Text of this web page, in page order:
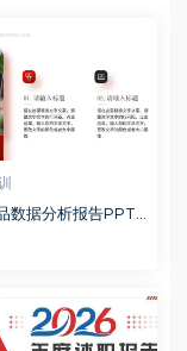
数据分析报告PPT